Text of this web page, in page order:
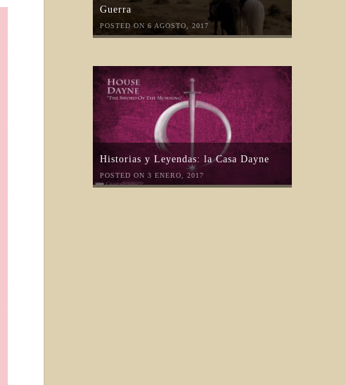
Guerra
POSTED ON 6 AGOSTO, 2017
Historias y Leyendas: la Casa Dayne
POSTED ON 3 ENERO, 2017